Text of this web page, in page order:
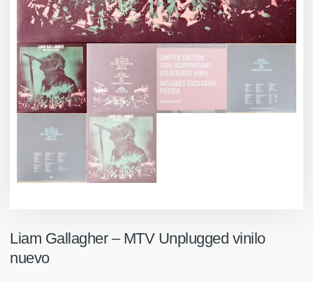
Liam Gallagher ‎– MTV Unplugged vinilo
nuevo